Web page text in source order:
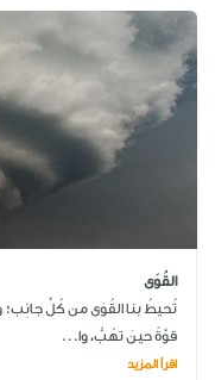
القُوَى
تُحيطُ بنا القُوَى من كُلِّ جانِب؛
قوَّةً حينَ تهُبُّ، وا...
اقرأ المزيد